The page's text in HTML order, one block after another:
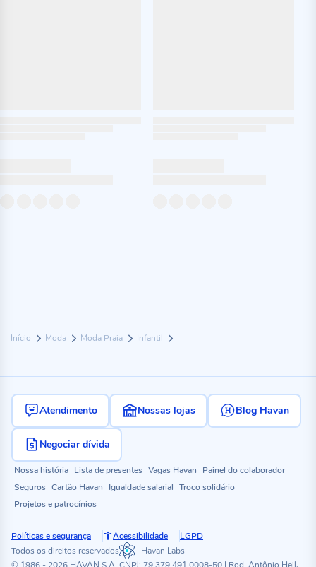
Início Moda Moda Praia Infantil
Atendimento Nossas lojas Blog Havan
Negociar dívida
Nossa história Lista de presentes Vagas Havan
Painel do colaborador
Seguros Cartão Havan Igualdade salarial Troco solidário
Projetos e patrocínios
Políticas e segurança Acessibilidade
LGPD
Todos os direitos reservados
Havan Labs